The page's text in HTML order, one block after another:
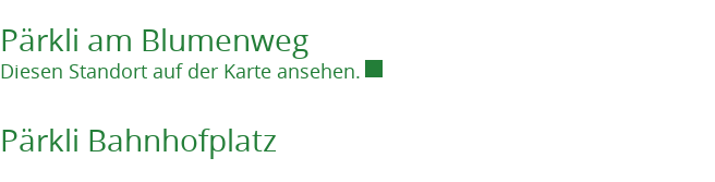
Pärkli am Blumenweg
Diesen Standort auf der Karte ansehen.
Pärkli Bahnhofplatz